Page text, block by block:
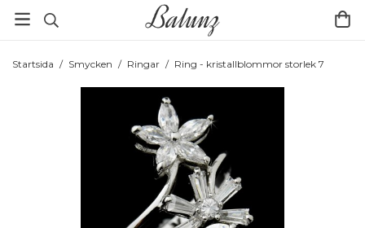
Startsida / Smycken / Ringar / Ring - kristallblommor storlek 7